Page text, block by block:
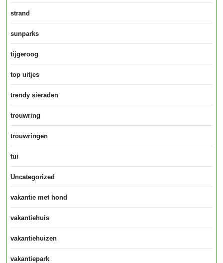
strand
sunparks
tijgeroog
top uitjes
trendy sieraden
trouwring
trouwringen
tui
Uncategorized
vakantie met hond
vakantiehuis
vakantiehuizen
vakantiepark